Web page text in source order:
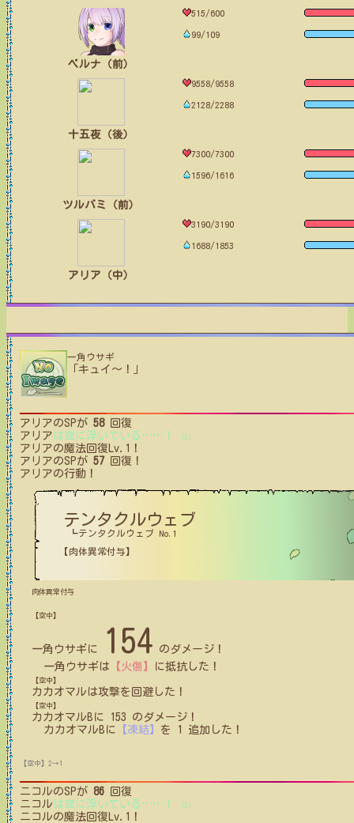
ベルナ（前）
515/600
99/109
十五夜（後）
9558/9558
2128/2288
ツルバミ（前）
7300/7300
1596/1616
アリア（中）
3190/3190
1688/1853
一角ウサギ
「キュイ〜！」
アリアのSPが 58回復
アリア は空に浮いている …… ！ (2)
アリアの魔法回復Lv.1！
アリアのSPが 57 回復！
アリアの行動！
テンタクルウェブ
┗テンタクルウェブ No.1
【肉体異常付与】
肉体異常付与
【空中】
一角ウサギ に 154 のダメージ！
一角ウサギは 【火傷】 に抵抗 した！
【空中】
カカオマルは攻撃を回避した！
【空中】
カカオマルB に 153 のダメージ！
カカオマルB に 【凍結】 を 1 追加した！
【空中】2→1
ニコルのSPが 86 回復
ニコル は空に浮いている …… ！ (2)
ニコルの魔法回復Lv.1！